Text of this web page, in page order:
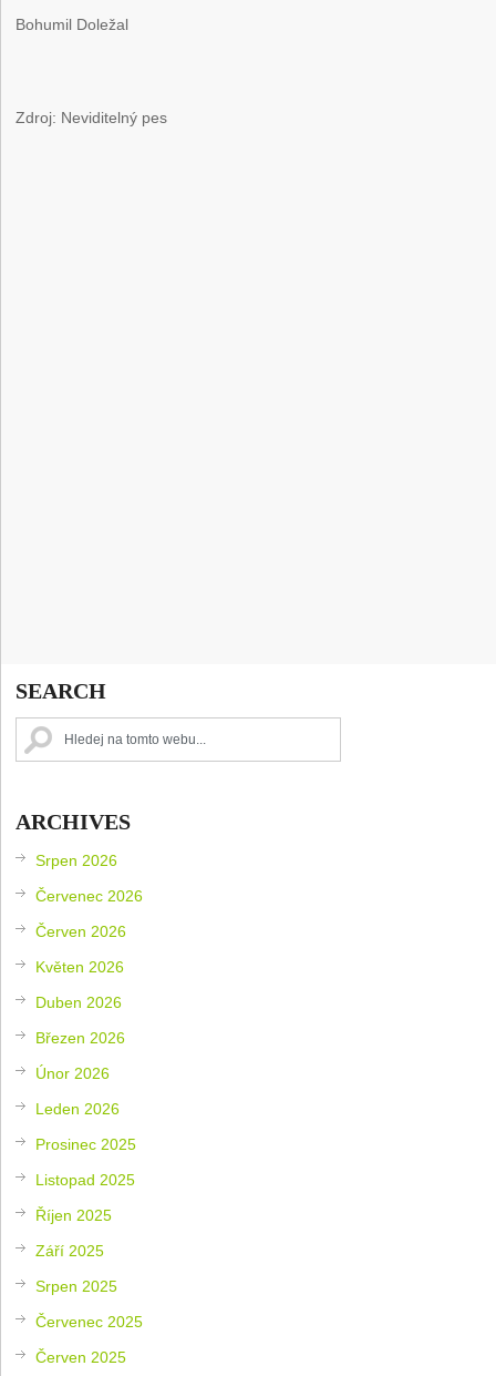
Bohumil Doležal
Zdroj: Neviditelný pes
SEARCH
ARCHIVES
Srpen 2026
Červenec 2026
Červen 2026
Květen 2026
Duben 2026
Březen 2026
Únor 2026
Leden 2026
Prosinec 2025
Listopad 2025
Říjen 2025
Září 2025
Srpen 2025
Červenec 2025
Červen 2025